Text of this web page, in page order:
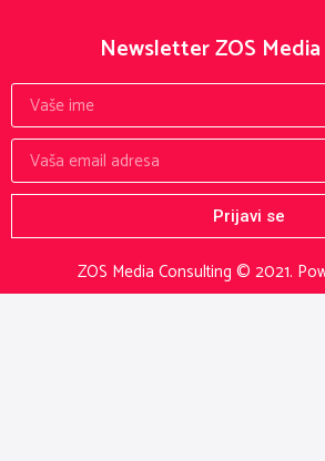
ZOS Media Consulting © 2021.
Newsletter ZOS
Prijavi se